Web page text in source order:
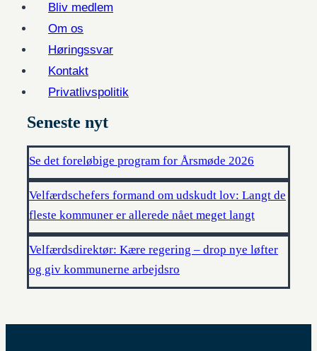
Bliv medlem
Om os
Høringssvar
Kontakt
Privatlivspolitik
Seneste nyt
Se det foreløbige program for Årsmøde 2026
Velfærdschefers formand om udskudt lov: Langt de
fleste kommuner er allerede nået meget langt
Velfærdsdirektør: Kære regering – drop nye løfter
og giv kommunerne arbejdsro